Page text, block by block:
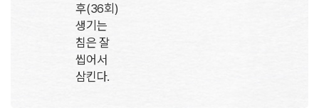
후(36회)
생기는
침은 잘
씹어서
삼킨다.